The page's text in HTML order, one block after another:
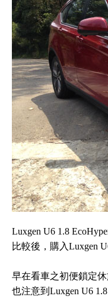
Luxgen U6 1.8
比較後，購入Luxgen
早在看車之初便鎖定
也注意到Luxgen U6